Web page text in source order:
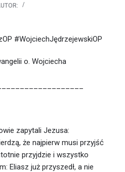
#WojciechJędrzejewskiOP
o. Wojciecha
zapytali Jezusa:
że najpierw musi przyjść
przyjdzie i wszystko
Eliasz już przyszedł, a nie